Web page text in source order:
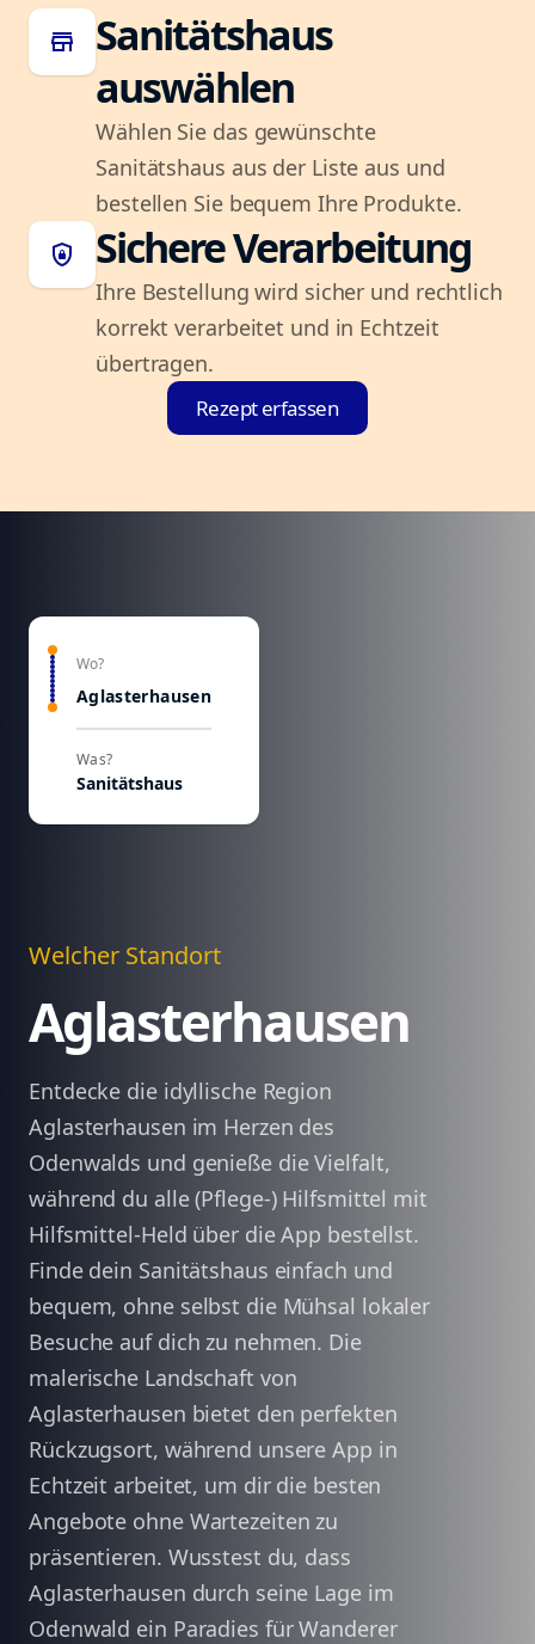
store
Sanitätshaus
auswählen
Wählen Sie das gewünschte
Sanitätshaus aus der Liste aus und
bestellen Sie bequem Ihre Produkte.
shield_lock Sichere Verarbeitung
Ihre Bestellung wird sicher und rechtlich
korrekt verarbeitet und in Echtzeit
übertragen.
Rezept erfassen
Wo?
Aglasterhausen
Was?
Sanitätshaus
Welcher Standort
Aglasterhausen
Entdecke die idyllische Region
Aglasterhausen im Herzen des
Odenwalds und genieße die Vielfalt,
während du alle (Pflege-) Hilfsmittel mit
Hilfsmittel-Held über die App bestellst.
Finde dein Sanitätshaus einfach und
bequem, ohne selbst die Mühsal lokaler
Besuche auf dich zu nehmen. Die
malerische Landschaft von
Aglasterhausen bietet den perfekten
Rückzugsort, während unsere App in
Echtzeit arbeitet, um dir die besten
Angebote ohne Wartezeiten zu
präsentieren. Wusstest du, dass
Aglasterhausen durch seine Lage im
Odenwald ein Paradies für Wanderer